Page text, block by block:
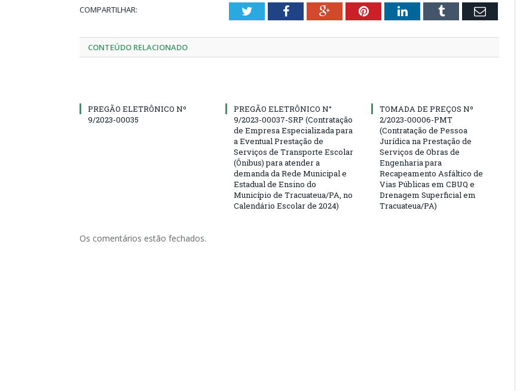
COMPARTILHAR: TwitterFacebookGoogle+PinterestLinkedInTumblr Email
CONTEÚDO RELACIONADO
PREGÃO ELETRÔNICO Nº
9/2023-00035
PREGÃO ELETRÔNICO N°
9/2023-00037-SRP (Contratação
de Empresa Especializada para
a Eventual Prestação de
Serviços de Transporte Escolar
(Ônibus) para atender a
demanda da Rede Municipal e
Estadual de Ensino do
Município de Tracuateua/PA, no
Calendário Escolar de 2024)
TOMADA DE PREÇOS Nº
2/2023-00006-PMT
(Contratação de Pessoa
Jurídica na Prestação de
Serviços de Obras de
Engenharia para
Recapeamento Asfáltico de
Vias Públicas em CBUQ e
Drenagem Superficial em
Tracuateua/PA)
Os comentários estão fechados.